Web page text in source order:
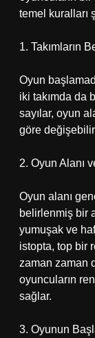
temel kuralları
1. Takımların
Oyun
iki takımda da
sayılar, oyun
göre
2. Oyun Alanı
Oyun alanı
belirlenmiş bir
yumuşak ve
istopta, top bir
zaman zaman
oyuncuların
sağlar.
3. Oyunun